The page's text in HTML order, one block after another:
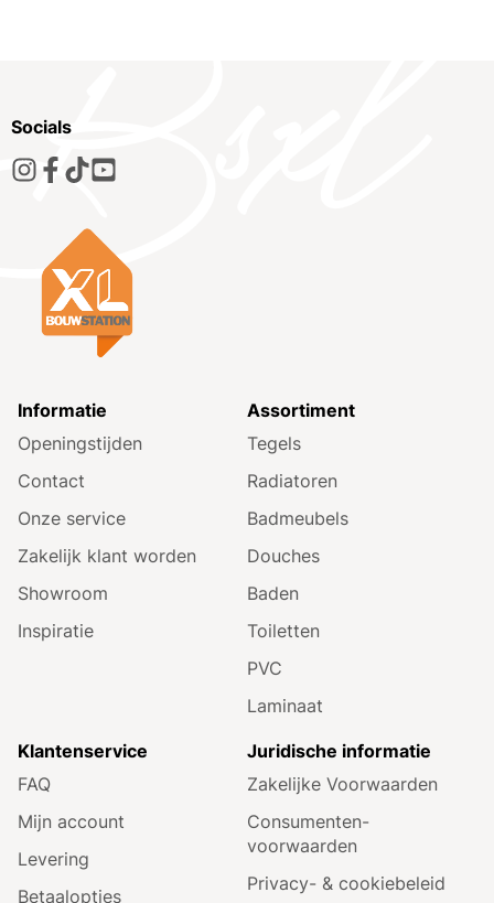
Socials
Informatie
Openingstijden
Contact
Onze service
Zakelijk klant worden
Showroom
Inspiratie
Assortiment
Tegels
Radiatoren
Badmeubels
Douches
Baden
Toiletten
PVC
Laminaat
Klantenservice
FAQ
Mijn account
Levering
Betaalopties
Juridische informatie
Zakelijke Voorwaarden
Consumenten­
voorwaarden
Privacy- & cookiebeleid